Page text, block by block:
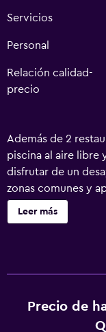
Servicios
Personal
Relación calidad-
precio
Además de 2
piscina al aire libre
disfrutar de un
zonas comunes y
También
servicio de
alojamiento
almohada. Se
Leer más
Precio de